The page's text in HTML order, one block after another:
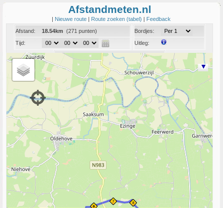
Afstandmeten.nl
| Nieuwe route | Route zoeken (tabel) | Feedback
Afstand:
18.54km (271 punten)
Tijd:
Bordjes:
Uitleg:
Coord:
Info:Link naar deze route